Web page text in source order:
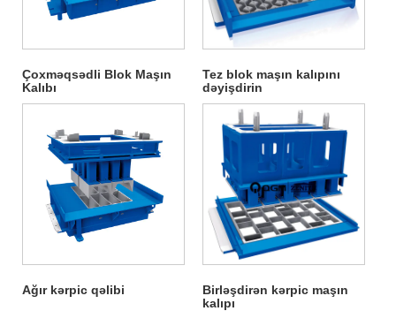
Çoxməqsədli Blok Maşın
Kalıbı
Tez blok maşın kalıpını
dəyişdirin
Ağır kərpic qəlibi
Birləşdirən kərpic maşın
kalıpı